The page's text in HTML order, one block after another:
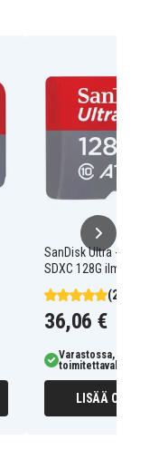
SanDisk Ultra -
SDXC 128G ilman
(26)
36,06 €
Varastossa, heti
toimitettavaksi
LISÄÄ